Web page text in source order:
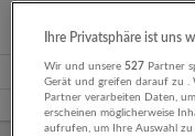
Wo?
Ihre Privatsphäre ist uns
Wir und unsere 527 Partner
Gerät und greifen darauf zu .
Partner verarbeiten Daten,
erscheinen möglicherweise
aufrufen, um Ihre Auswahl